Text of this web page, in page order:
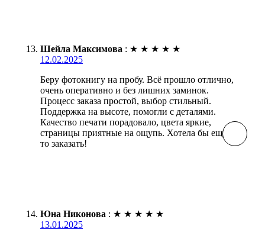
Шейла Максимова : ★ ★ ★ ★ ★
12.02.2025
Беру фотокнигу на пробу. Всё прошло отлично,
очень оперативно и без лишних заминок.
Процесс заказа простой, выбор стильный.
Поддержка на высоте, помогли с деталями.
Качество печати порадовало, цвета яркие,
страницы приятные на ощупь. Хотела бы ещё что-
то заказать!
Юна Никонова : ★ ★ ★ ★ ★
13.01.2025